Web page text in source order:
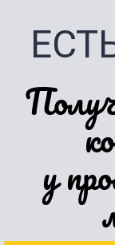
у